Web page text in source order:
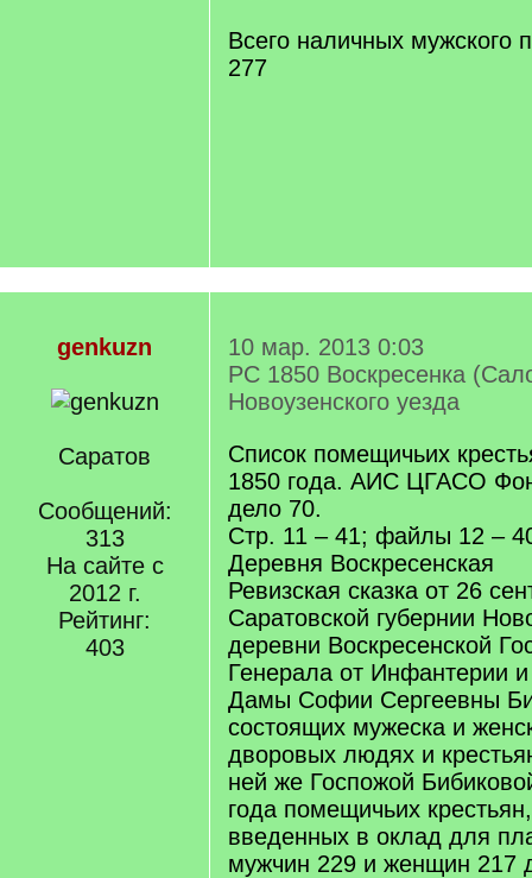
Всего наличных мужского
277
genkuzn
Саратов
Сообщений:
313
На сайте с
2012 г.
Рейтинг:
403
10 мар. 2013 0:03
РС 1850 Воскресенка
Новоузенского уезда
Список помещичьих
1850 года. АИС ЦГАСО
дело 70.
Стр. 11 – 41; файлы 12 –
Деревня Воскресенская
Ревизская сказка от 26
Саратовской губернии
деревни Воскресенской
Генерала от Инфантерии
Дамы Софии Сергеевны
состоящих мужеска и
дворовых людях и
ней же Госпожой
года помещичьих
введенных в оклад для
мужчин 229 и женщин 217